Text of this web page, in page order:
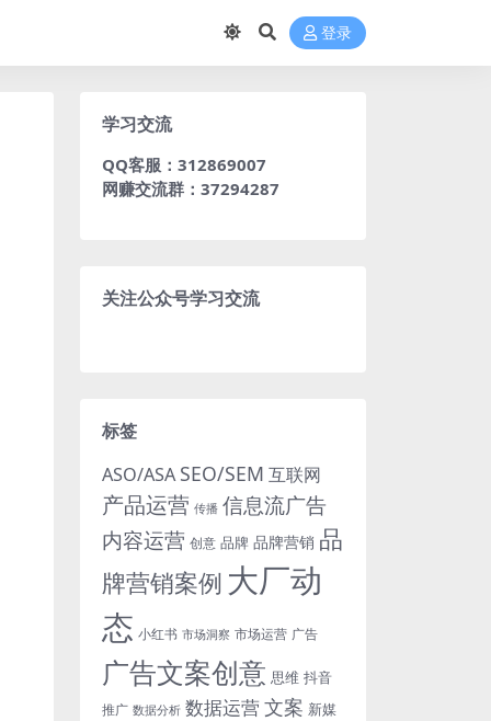
登录
学习交流
QQ客服：312869007
网赚交流群：37294287
关注公众号学习交流
标签
ASO/ASA SEO/SEM 互联网
产品运营 传播 信息流广告
内容运营 创意 品牌 品牌营销 品
牌营销案例 大厂动
态 小红书 市场洞察 市场运营 广告
广告文案创意 思维 抖音
推广 数据分析 数据运营文案 新媒